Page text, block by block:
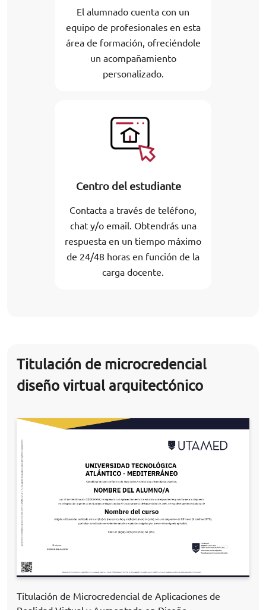
El alumnado cuenta con un
equipo de profesionales en esta
área de formación, ofreciéndole
un acompañamiento
personalizado.
Centro del estudiante
Contacta a través de teléfono,
chat y/o email. Obtendrás una
respuesta en un tiempo máximo
de 24/48 horas en función de la
carga docente.
Titulación de microcredencial
diseño virtual arquitectónico
Titulación de Microcredencial de Aplicaciones de